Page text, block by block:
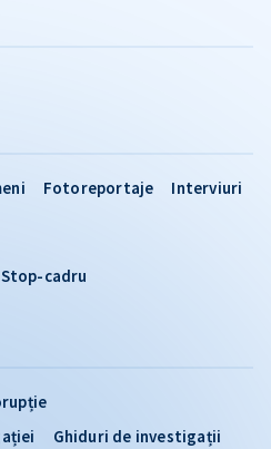
Ghiduri de investigații
Fotoreportaje
Interviuri
Stop-cadru